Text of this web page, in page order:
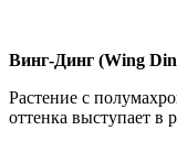
Винг-Динг (Wing
Растение с
оттенка выступает в